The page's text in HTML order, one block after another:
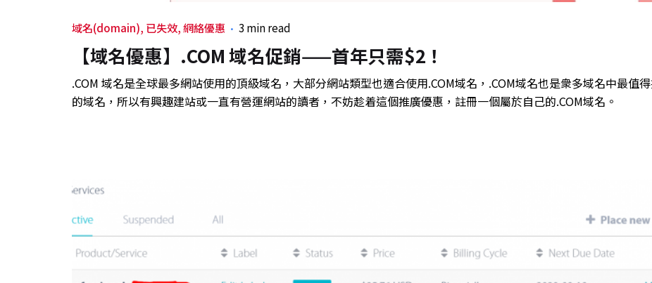
域名(domain) 已失效 網絡優惠 3 min read
【域名優惠】.COM 域名促銷——首年只需$2！
.COM 域名是全球最多網站使用的頂級域名，大部分網站類型也適合使用.COM域名，.COM域名也是衆多域名中最值
的域名，所以有興趣建站或一直有營運網站的讀者，不妨趁着這個推廣優惠，註冊一個屬於自己的.COM域名。